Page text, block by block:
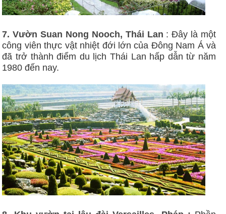
7. Vườn Suan Nong Nooch, Thái Lan : Đây là một
công viên thực vật nhiệt đới lớn của Đông Nam Á và
đã trở thành điểm du lịch Thái Lan hấp dẫn từ năm
1980 đến nay.